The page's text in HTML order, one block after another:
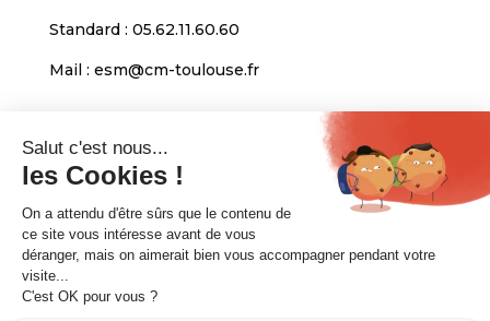
Standard : 05.62.11.60.60
Mail : esm@cm-toulouse.fr
INFORMATIONS
Mentions légales
Protection des données personnelles
Venir nous voir